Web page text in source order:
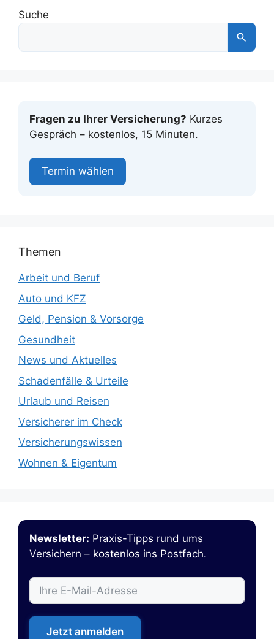
Suche
Fragen zu Ihrer Versicherung? Kurzes
Gespräch – kostenlos, 15 Minuten.
Termin wählen
Themen
Arbeit und Beruf
Auto und KFZ
Geld, Pension & Vorsorge
Gesundheit
News und Aktuelles
Schadenfälle & Urteile
Urlaub und Reisen
Versicherer im Check
Versicherungswissen
Wohnen & Eigentum
Newsletter: Praxis-Tipps rund ums
Versichern – kostenlos ins Postfach.
Jetzt anmelden